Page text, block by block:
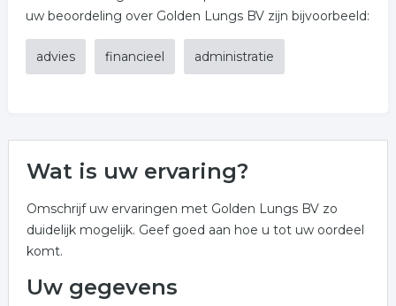
uw beoordeling over Golden Lungs BV zijn bijvoorbeeld:
advies financieel administratie
Wat is uw ervaring?
Omschrijf uw ervaringen met Golden Lungs BV zo
duidelijk mogelijk. Geef goed aan hoe u tot uw oordeel
komt.
Uw gegevens